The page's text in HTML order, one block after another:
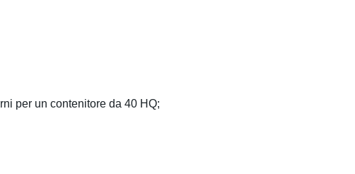
per un contenitore da 40 HQ;